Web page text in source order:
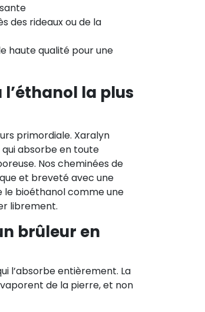
des rideaux ou de la
haute qualité pour une
la plus
primordiale. Xaralyn
absorbe en toute
Nos cheminées de
et breveté avec une
bioéthanol comme une
librement.
brûleur en
l’absorbe entièrement. La
de la pierre, et non